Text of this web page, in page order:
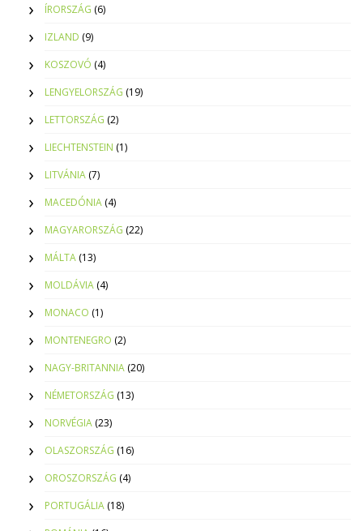
ÍRORSZÁG (6)
IZLAND (9)
KOSZOVÓ (4)
LENGYELORSZÁG (19)
LETTORSZÁG (2)
LIECHTENSTEIN (1)
LITVÁNIA (7)
MACEDÓNIA (4)
MAGYARORSZÁG (22)
MÁLTA (13)
MOLDÁVIA (4)
MONACO (1)
MONTENEGRO (2)
NAGY-BRITANNIA (20)
NÉMETORSZÁG (13)
NORVÉGIA (23)
OLASZORSZÁG (16)
OROSZORSZÁG (4)
PORTUGÁLIA (18)